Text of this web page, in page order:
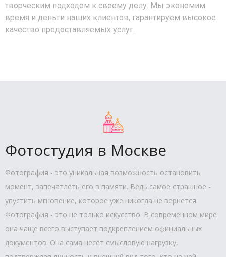
творческим подходом к своему делу. Мы экономим
время и деньги наших клиентов, гарантируем высокое
качество предоставляемых услуг.
Фотостудия в Москве
Фотография - это уникальная возможность остановить
момент, запечатлеть его в памяти. Ведь самое страшное -
упустить мгновение, которое уже никогда не вернется.
Фотография - это не только искусство. В современном мире
она чаще всего выступает подкреплением официальных
документов. Она сама несет смысловую нагрузку,